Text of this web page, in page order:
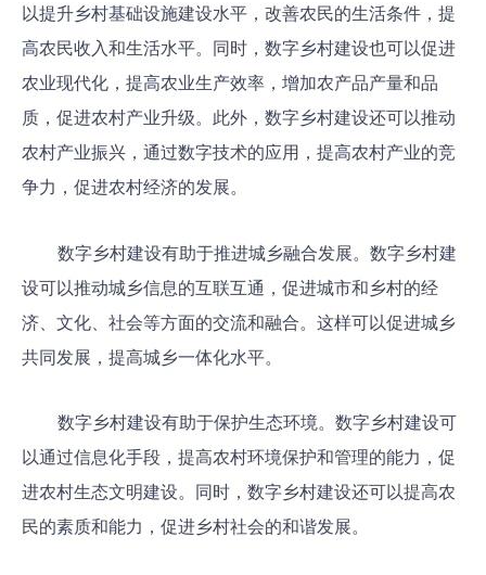
以提升乡村基础设施建设水平，改善农民的生活条件，提
高农民收入和生活水平。同时，数字乡村建设也可以促进
农业现代化，提高农业生产效率，增加农产品产量和品
质，促进农村产业升级。此外，数字乡村建设还可以推动
农村产业振兴，通过数字技术的应用，提高农村产业的竞
争力，促进农村经济的发展。
数字乡村建设有助于推进城乡融合发展。数字乡村建
设可以推动城乡信息的互联互通，促进城市和乡村的经
济、文化、社会等方面的交流和融合。这样可以促进城乡
共同发展，提高城乡一体化水平。
数字乡村建设有助于保护生态环境。数字乡村建设可
以通过信息化手段，提高农村环境保护和管理的能力，促
进农村生态文明建设。同时，数字乡村建设还可以提高农
民的素质和能力，促进乡村社会的和谐发展。